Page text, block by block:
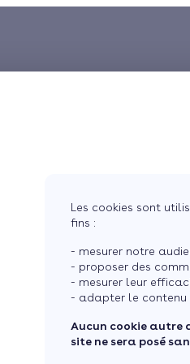
Les cookies sont
fins :
- mesurer notre
- proposer des
- mesurer leur
- adapter le contenu
Aucun cookie autre
site ne sera posé